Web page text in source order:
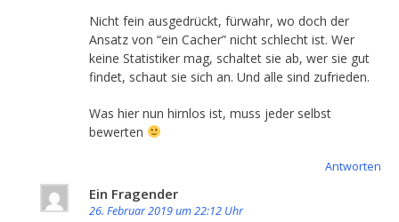
Nicht fein ausgedrückt, fürwahr, wo doch der
Ansatz von “ein Cacher” nicht schlecht ist. Wer
keine Statistiker mag, schaltet sie ab, wer sie gut
findet, schaut sie sich an. Und alle sind zufrieden.
Was hier nun hirnlos ist, muss jeder selbst
bewerten
Antworten
Ein Fragender
26. Februar 2019 um 22:12 Uhr